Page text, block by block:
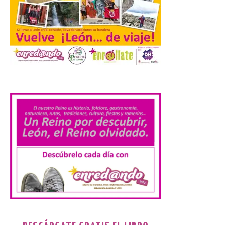
Cabárceno prepara tres
enclaves privilegiados
desde los que divisar el
eclipse solar del 12 de
agosto
El parque amplía su
horario y refuerza los
transportes y la
hostelería. En Alto
Campoo continuará la
programación musical de Estación
Sonora. Peña Cabarga, elegido lugar
contará con un dispositivo especial de
seguridad y acceso […]
Gijon prohíbe el baño en